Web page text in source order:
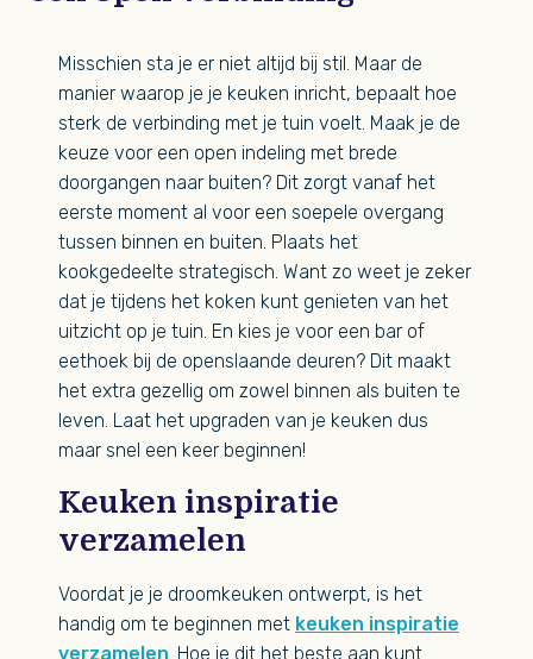
Misschien sta je er niet altijd bij stil. Maar de
manier waarop je je keuken inricht, bepaalt hoe
sterk de verbinding met je tuin voelt. Maak je de
keuze voor een open indeling met brede
doorgangen naar buiten? Dit zorgt vanaf het
eerste moment al voor een soepele overgang
tussen binnen en buiten. Plaats het
kookgedeelte strategisch. Want zo weet je zeker
dat je tijdens het koken kunt genieten van het
uitzicht op je tuin. En kies je voor een bar of
eethoek bij de openslaande deuren? Dit maakt
het extra gezellig om zowel binnen als buiten te
leven. Laat het upgraden van je keuken dus
maar snel een keer beginnen!
Keuken inspiratie
verzamelen
Voordat je je droomkeuken ontwerpt, is het
handig om te beginnen met keuken inspiratie
verzamelen . Hoe je dit het beste aan kunt